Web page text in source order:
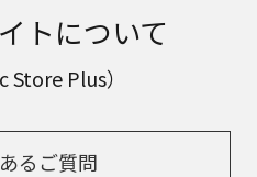
トについて
Store Plus）
るご質問